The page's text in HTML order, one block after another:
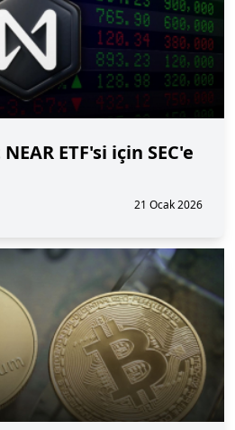
ETF'si için SEC'e
21 Ocak 2026